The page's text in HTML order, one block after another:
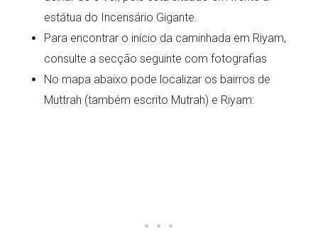
estátua do Incensário Gigante.
Para encontrar o início da caminhada em Riyam,
consulte a secção seguinte com fotografias
No mapa abaixo pode localizar os bairros de
Muttrah (também escrito Mutrah) e Riyam: